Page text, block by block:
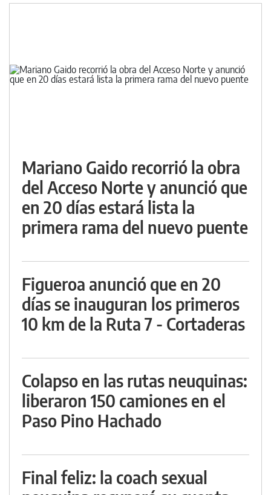
Mariano Gaido recorrió la obra
del Acceso Norte y anunció que
en 20 días estará lista la
primera rama del nuevo puente
Figueroa anunció que en 20
días se inauguran los primeros
10 km de la Ruta 7 - Cortaderas
Colapso en las rutas neuquinas:
liberaron 150 camiones en el
Paso Pino Hachado
Final feliz: la coach sexual